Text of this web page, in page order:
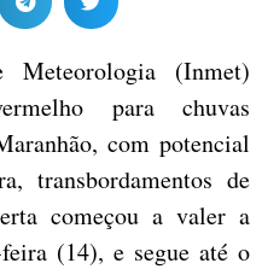
(Inmet)
para chuvas
com potencial
transbordamentos de
começou a valer a
(14), e segue até o